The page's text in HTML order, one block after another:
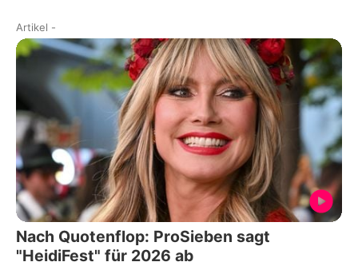
Artikel -
Nach Quotenflop: ProSieben sagt
"HeidiFest" für 2026 ab